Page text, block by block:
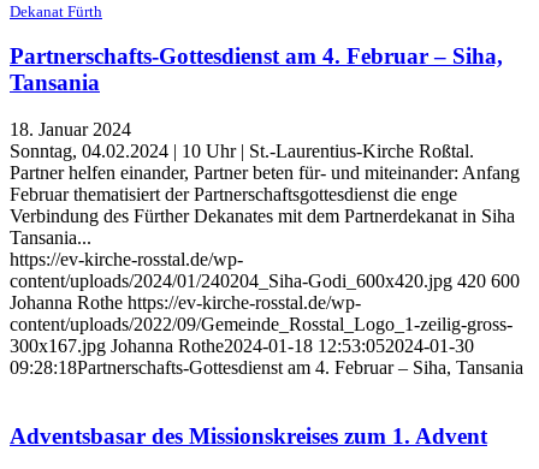
Dekanat Fürth
Partnerschafts-Gottesdienst am 4. Februar – Siha,
Tansania
18. Januar 2024
Sonntag, 04.02.2024 | 10 Uhr | St.-Laurentius-Kirche Roßtal.
Partner helfen einander, Partner beten für- und miteinander: Anfang
Februar thematisiert der Partnerschaftsgottesdienst die enge
Verbindung des Fürther Dekanates mit dem Partnerdekanat in Siha
Tansania...
https://ev-kirche-rosstal.de/wp-
content/uploads/2024/01/240204_Siha-Godi_600x420.jpg 420 600
Johanna Rothe https://ev-kirche-rosstal.de/wp-
content/uploads/2022/09/Gemeinde_Rosstal_Logo_1-zeilig-gross-
300x167.jpg Johanna Rothe2024-01-18 12:53:052024-01-30
09:28:18Partnerschafts-Gottesdienst am 4. Februar – Siha, Tansania
Adventsbasar des Missionskreises zum 1. Advent